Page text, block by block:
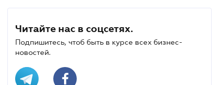
Читайте нас в соцсетях.
Подпишитесь, чтоб быть в курсе всех бизнес-
новостей.